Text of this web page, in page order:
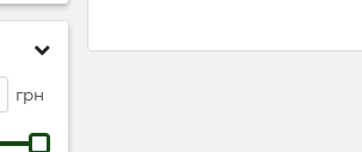
грн